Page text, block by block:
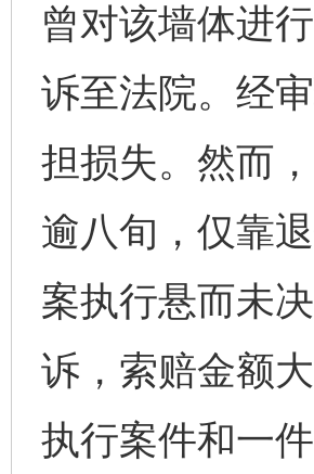
曾对该墙体进
诉至法院。经
担损失。然而
逾八旬，仅靠
案执行悬而未
诉，索赔金额
执行案件和一